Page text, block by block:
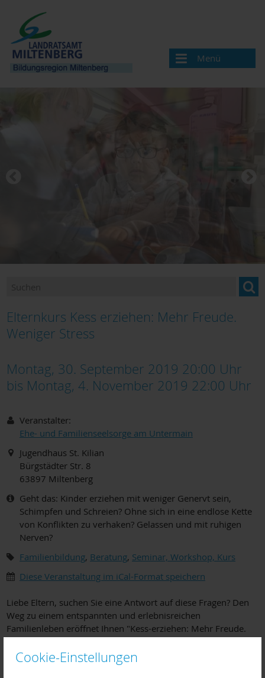
Cookie-Einstellungen
Menü
Bildungsregion
Veranstaltungen / Termine
Bildung und Beratung für Neuzugewanderte
Berufsorientierung
Elternkurs Kess erziehen: Mehr Freude.
Weniger Stress
Montag, 30. September 2019 20:00 Uhr
bis Montag, 4. November 2019 22:00 Uhr
Veranstalter:
Ehe- und Familienseelsorge am Untermain
Jugendhaus St. Kilian
Bürgstädter Str. 8
63897 Miltenberg
Geht das: Kinder erziehen mit weniger Genervt sein,
Schimpfen und Schreien? Ohne sich in eine endlose Kette
von Konflikten zu verhaken? Gelassen und mit ruhigen
Nerven?
Familienbildung, Beratung, Seminar, Workshop, Kurs
Diese Veranstaltung im iCal-Format speichern
Liebe Eltern, suchen Sie eine Antwort auf diese Fragen? Den
Weg zu einem entspannten und erlebnisreichen
Familienleben eröffnet Ihnen "Kess-erziehen: Mehr Freude.
Weniger Stress." Der Elternkurs für Väter und Mütter von
Kindern zwischen 3 und 11 Jahren bietet vielfältige und
hilfreiche Impulse und Ideen.